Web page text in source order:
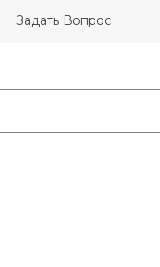
Задать Вопрос